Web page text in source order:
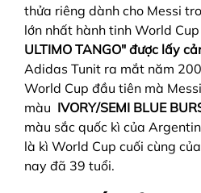
thửa riêng dành cho Messi
lớn nhất hành tinh World
ULTIMO TANGO" được lấy
Adidas Tunit ra mắt năm
World Cup đầu tiên mà
màu IVORY/SEMI BLUE
màu sắc quốc kì của
là kì World Cup cuối cùng
nay đã 39 tuổi.